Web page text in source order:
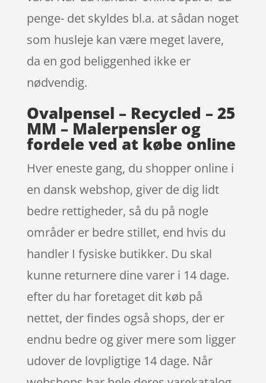
penge- det skyldes bl.a. at sådan noget
som husleje kan være meget lavere,
da en god beliggenhed ikke er
nødvendig.
Ovalpensel – Recycled – 25
MM – Malerpensler og
fordele ved at købe online
Hver eneste gang, du shopper online i
en dansk webshop, giver de dig lidt
bedre rettigheder, så du på nogle
områder er bedre stillet, end hvis du
handler I fysiske butikker. Du skal
kunne returnere dine varer i 14 dage.
efter du har foretaget dit køb på
nettet, der findes også shops, der er
endnu bedre og giver mere som ligger
udover de lovpligtige 14 dage. Når